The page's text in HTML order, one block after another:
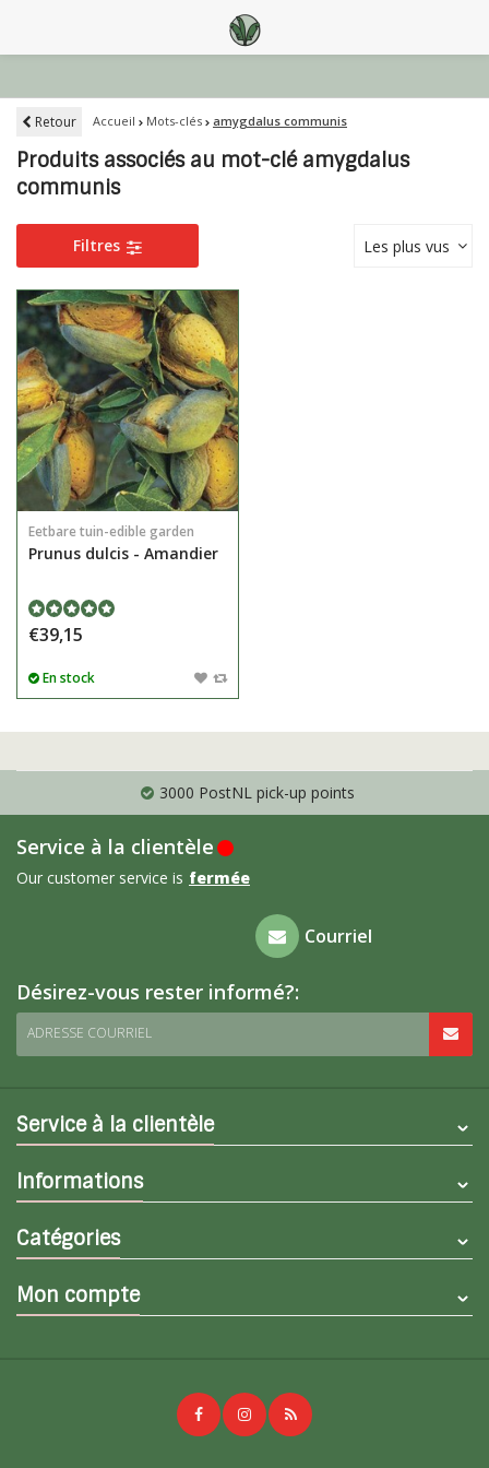
Retour Accueil Mots-clés amygdalus communis
Produits associés au mot-clé amygdalus
communis
Filtres Les plus vus
Eetbare tuin-edible garden
Prunus dulcis - Amandier
€39,15
En stock
3000 PostNL pick-up points
Service à la clientèle
Our customer service is fermée
Foire aux
questions
Courriel
Désirez-vous rester informé?:
ADRESSE COURRIEL
Service à la clientèle
Informations
Catégories
Mon compte